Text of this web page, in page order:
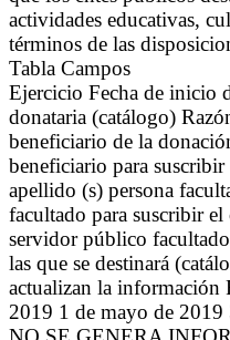
actividades educativas,
términos de las
Tabla Campos
Ejercicio Fecha de inicio
donataria (catálogo)
beneficiario de la
beneficiario para
apellido (s) persona
facultado para suscribir
servidor público
las que se destinará
actualizan la información
2019 1 de mayo de